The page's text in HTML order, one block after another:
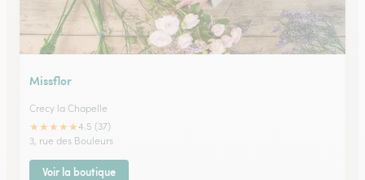
Missflor
Crecy la Chapelle
★★★★★4.5 (37)
3, rue des Bouleurs
Voir la boutique